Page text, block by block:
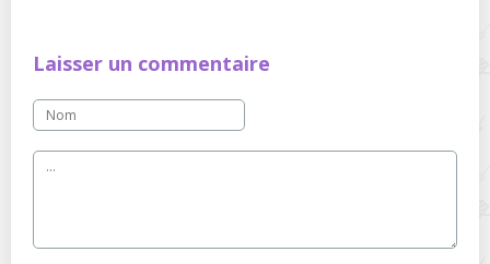
Laisser un commentaire